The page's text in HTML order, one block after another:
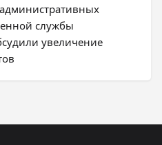
службы
увеличение